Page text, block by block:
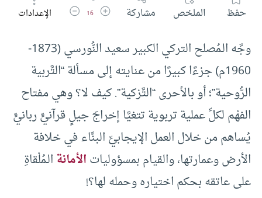
حفظ الملخص مشاركة زيادة حجم الخط
16 تقليل حجم الخط
الإعدادات
وجَّه الـمُصلح التركي الكبير سعيد النُّورسي (1873-
1960م) جزءًا كبيرًا من عنايته إلى مسألة “التَّربية
الرُّوحية”؛ أو بالأحرى “التَّزكية”. كيف لا؟ وهي مفتاح
الفهْم لكلِّ عملية تربوية تتغيَّا إخراجَ جيلٍ قرآنيٍّ ربانيٍّ
يُساهم من خلال العمل الإيجابيِّ البنَّاء في خلافة
الأرض وعمارتها، والقيام بمسؤولياتالأمانةالـمُلْقاةِ
على عاتقه بحكم اختياره وحمله لها؟!